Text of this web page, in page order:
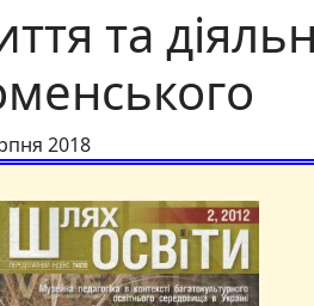
та
2018